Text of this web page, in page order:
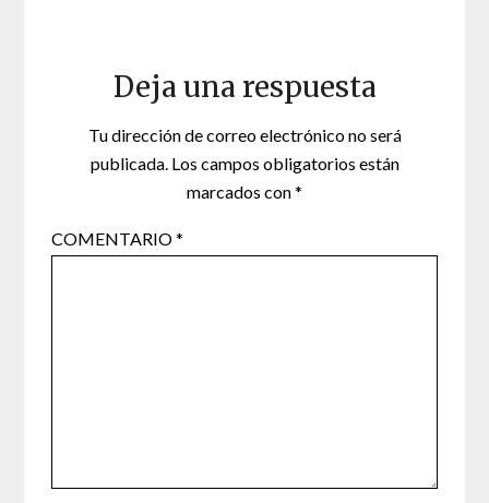
Deja una respuesta
Tu dirección de correo electrónico no será
publicada. Los campos obligatorios están
marcados con*
COMENTARIO*